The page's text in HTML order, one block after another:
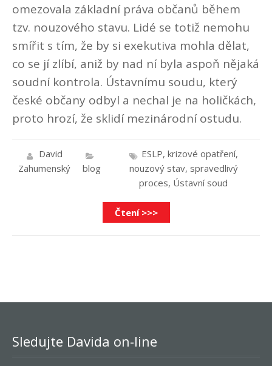
omezovala základní práva občanů během
tzv. nouzového stavu. Lidé se totiž nemohu
smířit s tím, že by si exekutiva mohla dělat,
co se jí zlíbí, aniž by nad ní byla aspoň nějaká
soudní kontrola. Ústavnímu soudu, který
české občany odbyl a nechal je na holičkách,
proto hrozí, že sklidí mezinárodní ostudu.
David
Zahumenský
blog
ESLP, krizové opatření,
nouzový stav, spravedlivý
proces, Ústavní soud
Čtení >>>
Sledujte Davida on-line